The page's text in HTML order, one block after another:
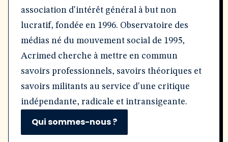
association d'intérêt général à but non
lucratif, fondée en 1996. Observatoire des
médias né du mouvement social de 1995,
Acrimed cherche à mettre en commun
savoirs professionnels, savoirs théoriques et
savoirs militants au service d'une critique
indépendante, radicale et intransigeante.
Qui sommes-nous ?